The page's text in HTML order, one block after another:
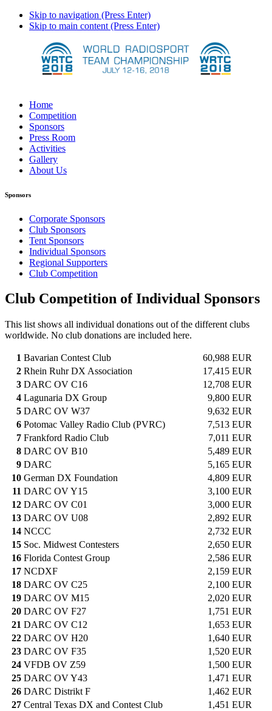
Skip to navigation (Press Enter)
Skip to main content (Press Enter)
Home
Competition
Sponsors
Press Room
Activities
Gallery
About Us
Sponsors
Corporate Sponsors
Club Sponsors
Tent Sponsors
Individual Sponsors
Regional Supporters
Club Competition
Club Competition of Individual Sponsors
This list shows all individual donations out of the different clubs
worldwide. No club donations are included here.
1 Bavarian Contest Club
60,988 EUR
2 Rhein Ruhr DX Association
17,415 EUR
3 DARC OV C16
12,708 EUR
4 Lagunaria DX Group
9,800 EUR
5 DARC OV W37
9,632 EUR
6 Potomac Valley Radio Club (PVRC)
7,513 EUR
7 Frankford Radio Club
7,011 EUR
8 DARC OV B10
5,489 EUR
9 DARC
5,165 EUR
10 German DX Foundation
4,809 EUR
11 DARC OV Y15
3,100 EUR
12 DARC OV C01
3,000 EUR
13 DARC OV U08
2,892 EUR
14 NCCC
2,732 EUR
15 Soc. Midwest Contesters
2,650 EUR
16 Florida Contest Group
2,586 EUR
17 NCDXF
2,159 EUR
18 DARC OV C25
2,100 EUR
19 DARC OV M15
2,020 EUR
20 DARC OV F27
1,751 EUR
21 DARC OV C12
1,653 EUR
22 DARC OV H20
1,640 EUR
23 DARC OV F35
1,520 EUR
24 VFDB OV Z59
1,500 EUR
25 DARC OV Y43
1,471 EUR
26 DARC Distrikt F
1,462 EUR
27 Central Texas DX and Contest Club
1,451 EUR